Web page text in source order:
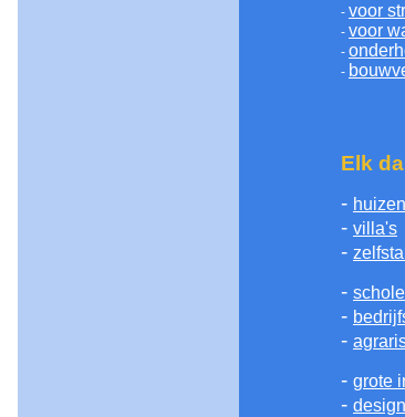
- voor
- voor
-
-
Elk
- huizen
- villa's
-
-
-
-
- grote
-